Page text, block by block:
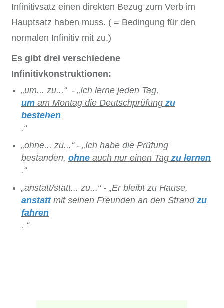
Infinitivsatz einen direkten Bezug zum Verb im
Hauptsatz haben muss. ( = Bedingung für den
normalen Infinitiv mit zu.)
Es gibt drei verschiedene
Infinitivkonstruktionen:
„um... zu...“ - „Ich lerne jeden Tag,
um am Montag die Deutschprüfung zu
bestehen
.“
„ohne... zu...“ - „Ich habe die Prüfung
bestanden, ohne auch nur einen Tag zu lernen
.“
„anstatt/statt... zu...“ - „Er bleibt zu Hause,
anstattmit seinen Freunden an den Strand zu
fahren
. “